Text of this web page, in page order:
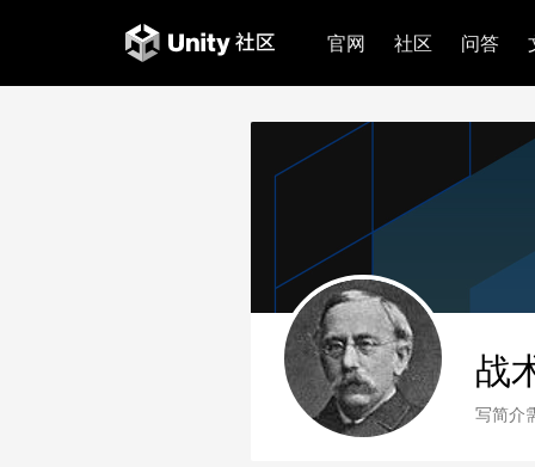
官网 社区 问答
战
写简介